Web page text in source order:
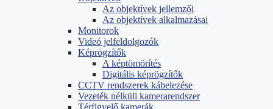
Az objektívek jellemzői
Az objektívek alkalmazásai
Monitorok
Videó jelfeldolgozók
Képrögzítők
A képtömörítés
Digitális képrögzítők
CCTV rendszerek kábelezése
Vezeték nélküli kamerarendszer
Térfigyelő kamerák